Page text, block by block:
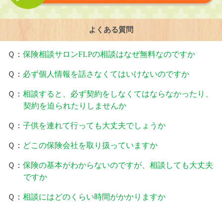
よくある質問
Ｑ： 保険相談サロンFLPの相談はなぜ無料なのですか
Ｑ： 必ず個人情報を話さなくてはいけないのですか
Ｑ： 相談すると、必ず契約をしなくてはならなかったり、
契約を迫られたりしませんか
Ｑ： 子供を連れて行っても大丈夫でしょうか
Ｑ： どこの保険会社を取り扱っていますか
Ｑ： 保険の基本がわからないのですが、相談しても大丈夫
ですか
Ｑ： 相談にはどのくらい時間がかかりますか